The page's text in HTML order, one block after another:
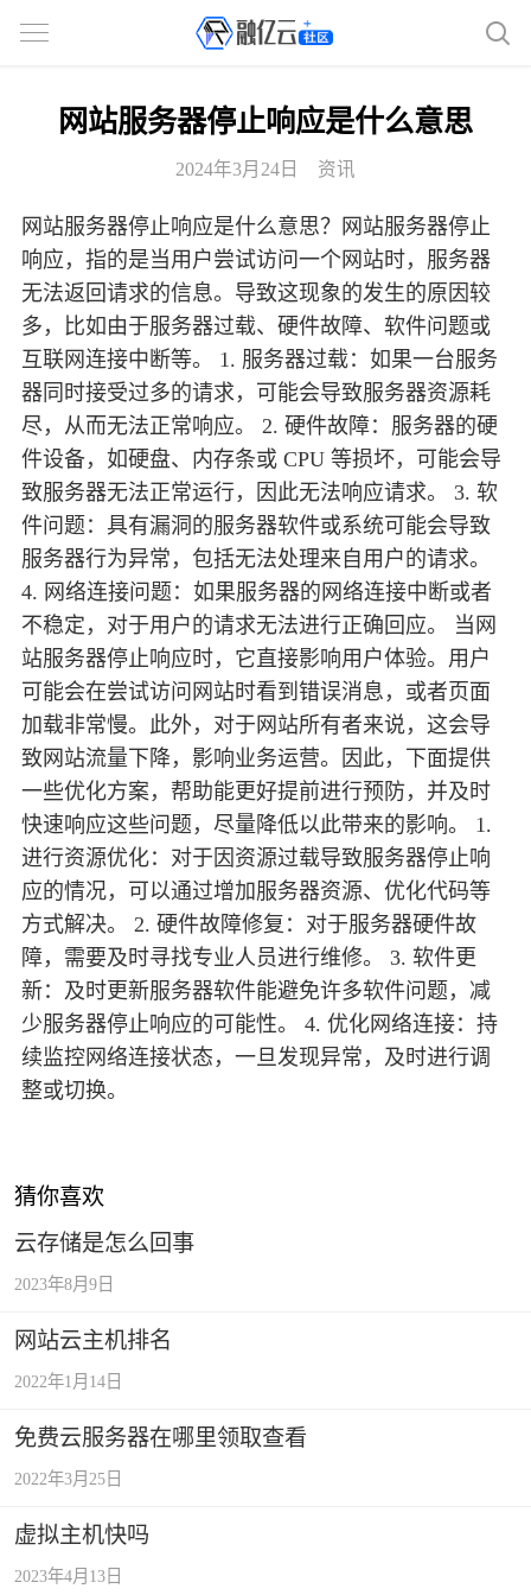
网站服务器停止响应是什么意思
2024年3月24日 资讯
网站服务器停止响应是什么意思？网站服务器停止
响应，指的是当用户尝试访问一个网站时，服务器
无法返回请求的信息。导致这现象的发生的原因较
多，比如由于服务器过载、硬件故障、软件问题或
互联网连接中断等。 1. 服务器过载：如果一台服务
器同时接受过多的请求，可能会导致服务器资源耗
尽，从而无法正常响应。 2. 硬件故障：服务器的硬
件设备，如硬盘、内存条或 CPU 等损坏，可能会导
致服务器无法正常运行，因此无法响应请求。 3. 软
件问题：具有漏洞的服务器软件或系统可能会导致
服务器行为异常，包括无法处理来自用户的请求。
4. 网络连接问题：如果服务器的网络连接中断或者
不稳定，对于用户的请求无法进行正确回应。 当网
站服务器停止响应时，它直接影响用户体验。用户
可能会在尝试访问网站时看到错误消息，或者页面
加载非常慢。此外，对于网站所有者来说，这会导
致网站流量下降，影响业务运营。因此，下面提供
一些优化方案，帮助能更好提前进行预防，并及时
快速响应这些问题，尽量降低以此带来的影响。 1.
进行资源优化：对于因资源过载导致服务器停止响
应的情况，可以通过增加服务器资源、优化代码等
方式解决。 2. 硬件故障修复：对于服务器硬件故
障，需要及时寻找专业人员进行维修。 3. 软件更
新：及时更新服务器软件能避免许多软件问题，减
少服务器停止响应的可能性。 4. 优化网络连接：持
续监控网络连接状态，一旦发现异常，及时进行调
整或切换。
猜你喜欢
云存储是怎么回事
2023年8月9日
网站云主机排名
2022年1月14日
免费云服务器在哪里领取查看
2022年3月25日
虚拟主机快吗
2023年4月13日